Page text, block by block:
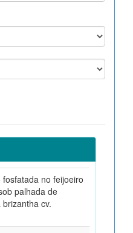
fosfatada no feijoeiro
palhada de
brizantha cv.